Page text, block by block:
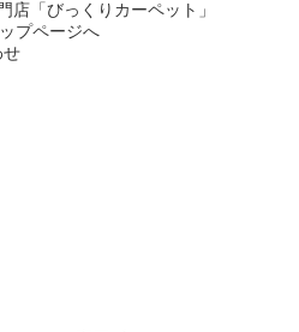
店「びっくりカーペット」
せ